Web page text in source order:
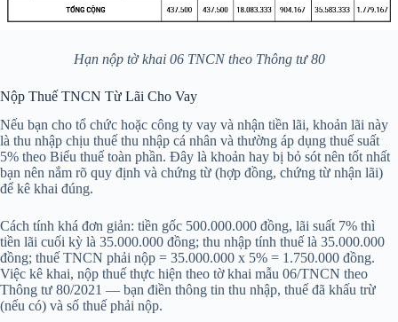
Hạn nộp tờ khai 06 TNCN theo Thông tư 80
Nộp Thuế TNCN Từ Lãi Cho Vay
Nếu bạn cho tổ chức hoặc công ty vay và nhận tiền lãi, khoản lãi này
là thu nhập chịu thuế thu nhập cá nhân và thường áp dụng thuế suất
5% theo Biểu thuế toàn phần. Đây là khoản hay bị bỏ sót nên tốt nhất
bạn nên nắm rõ quy định và chứng từ (hợp đồng, chứng từ nhận lãi)
để kê khai đúng.
Cách tính khá đơn giản: tiền gốc 500.000.000 đồng, lãi suất 7% thì
tiền lãi cuối kỳ là 35.000.000 đồng; thu nhập tính thuế là 35.000.000
đồng; thuế TNCN phải nộp = 35.000.000 x 5% = 1.750.000 đồng.
Việc kê khai, nộp thuế thực hiện theo tờ khai mẫu 06/TNCN theo
Thông tư 80/2021 — bạn điền thông tin thu nhập, thuế đã khấu trừ
(nếu có) và số thuế phải nộp.